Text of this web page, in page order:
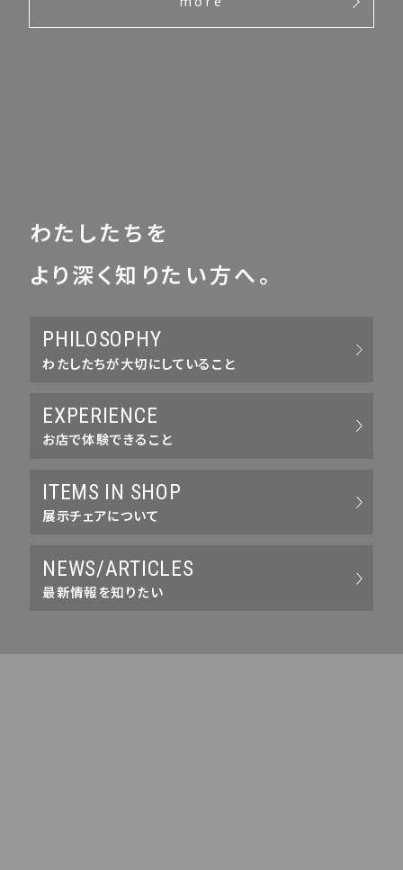
わたしたちを
より深く知りたい方へ。
PHILOSOPHY
わたしたちが大切にしていること
EXPERIENCE
お店で体験できること
ITEMS IN SHOP
展示チェアについて
NEWS/ARTICLES
最新情報を知りたい